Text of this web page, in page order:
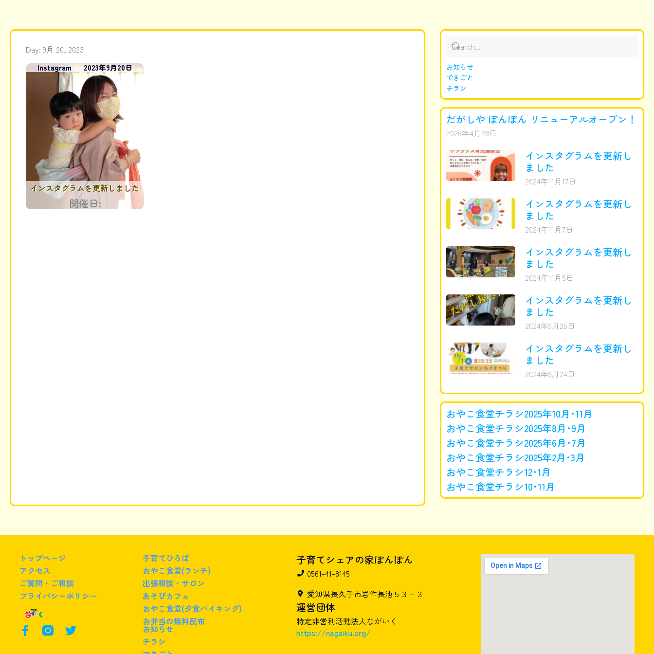
Day: 9月 20, 2023
Instagram 2023年9月20日
インスタグラムを更新しました
開催日:
お知らせ
できごと
チラシ
だがしや ぽんぽん リニューアルオープン！
2026年4月28日
インスタグラムを更新し
ました
2024年11月17日
インスタグラムを更新し
ました
2024年11月7日
インスタグラムを更新し
ました
2024年11月5日
インスタグラムを更新し
ました
2024年9月25日
インスタグラムを更新し
ました
2024年9月24日
おやこ食堂チラシ2025年10月･11月
おやこ食堂チラシ2025年8月･9月
おやこ食堂チラシ2025年6月･7月
おやこ食堂チラシ2025年2月･3月
おやこ食堂チラシ12･1月
おやこ食堂チラシ10･11月
トップページ
アクセス
ご質問・ご相談
プライバシーポリシー
F
a
T
w
子育てひろば
おやこ食堂(ランチ)
出張相談・サロン
あそびカフェ
おやこ食堂(夕食バイキング)
お弁当の無料配布
お知らせ
チラシ
子育てシェアの家ぽんぽん
0561-41-8145
愛知県長久手市岩作長池５３－３
運営団体
特定非営利活動法人ながいく
https://nagaiku.org/